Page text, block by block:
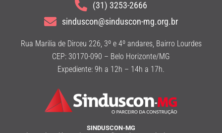
(31) 3253-2666
sinduscon@sinduscon-mg.org.br
Rua Marilia de Dirceu 226, 3º e 4º andares, Bairro Lourdes
CEP: 30170-090 – Belo Horizonte/MG
Expediente: 9h a 12h – 14h a 17h.
SINDUSCON-MG